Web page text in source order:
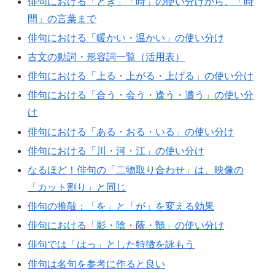
間」の言葉まで
俳句における「暖かい・温かい」の使い分け
古文の動詞・形容詞一覧（活用表）
俳句における「上る・上がる・上げる」の使い分け
俳句における「合う・会う・逢う・遭う」の使い分
け
俳句における「ある・おる・いる」の使い分け
俳句における「川・河・江」の使い分け
なるほど！俳句の「二物取り合わせ」は、映像の
「カット割り」と同じ
俳句の推敲：「を」と「が」を変える効果
俳句における「影・陰・蔭・翳」の使い分け
俳句では「はっ」とした特徴を詠もう
俳句は名句を参考に作ると良い